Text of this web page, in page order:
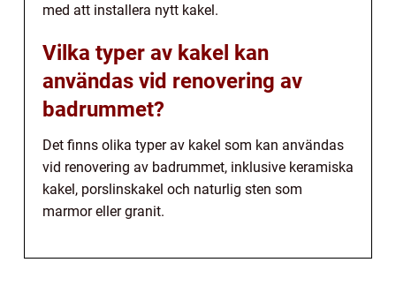
med att installera nytt kakel.
Vilka typer av kakel kan
användas vid renovering av
badrummet?
Det finns olika typer av kakel som kan användas
vid renovering av badrummet, inklusive keramiska
kakel, porslinskakel och naturlig sten som
marmor eller granit.